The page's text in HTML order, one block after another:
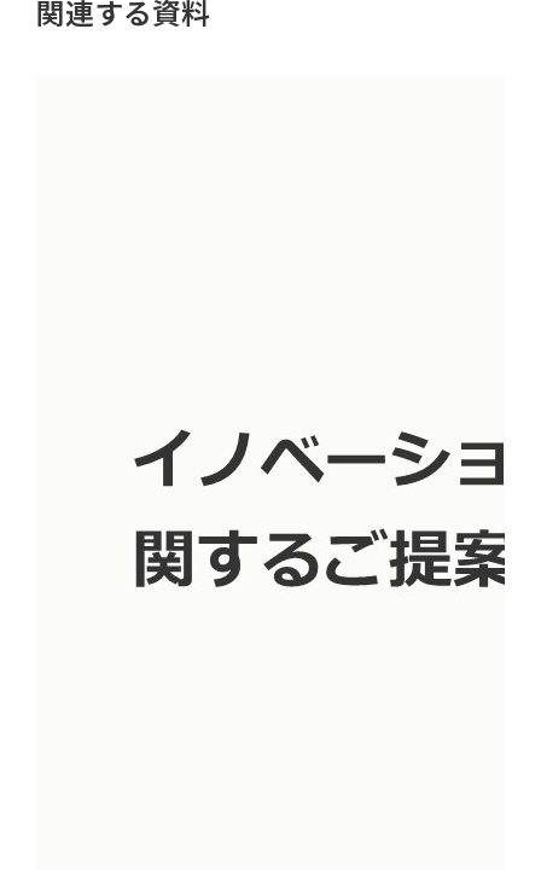
関連する資料